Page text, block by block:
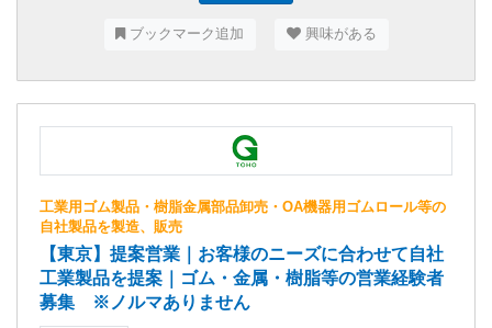
ブックマーク追加 興味がある
工業用ゴム製品・樹脂金属部品卸売・OA機器用ゴムロール等の
自社製品を製造、販売
【東京】提案営業｜お客様のニーズに合わせて自社
工業製品を提案｜ゴム・金属・樹脂等の営業経験者
募集 ※ノルマありません